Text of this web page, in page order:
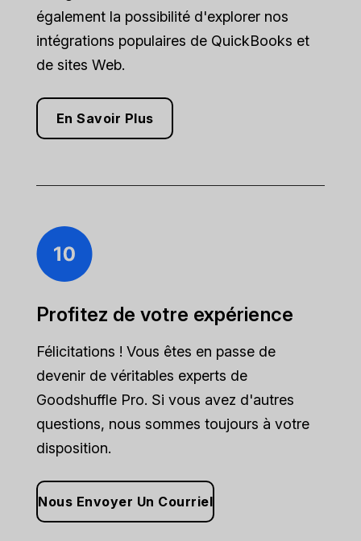
également la possibilité d'explorer nos
intégrations populaires de QuickBooks et
de sites Web.
En Savoir Plus
Profitez de votre expérience
Félicitations ! Vous êtes en passe de
devenir de véritables experts de
Goodshuffle Pro. Si vous avez d'autres
questions, nous sommes toujours à votre
disposition.
Nous Envoyer Un Courriel